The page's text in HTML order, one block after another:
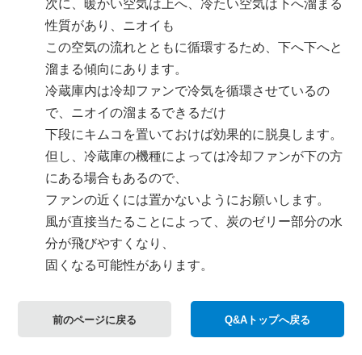
次に、暖かい空気は上へ、冷たい空気は下へ溜まる
性質があり、ニオイも
この空気の流れとともに循環するため、下へ下へと
溜まる傾向にあります。
冷蔵庫内は冷却ファンで冷気を循環させているの
で、ニオイの溜まるできるだけ
下段にキムコを置いておけば効果的に脱臭します。
但し、冷蔵庫の機種によっては冷却ファンが下の方
にある場合もあるので、
ファンの近くには置かないようにお願いします。
風が直接当たることによって、炭のゼリー部分の水
分が飛びやすくなり、
固くなる可能性があります。
前のページに戻る Q&Aトップへ戻る